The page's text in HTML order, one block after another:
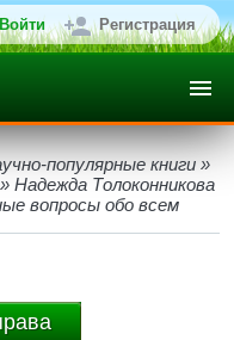
Войти Регистрация
популярные книги »
» Надежда Толоконникова
вопросы обо всем